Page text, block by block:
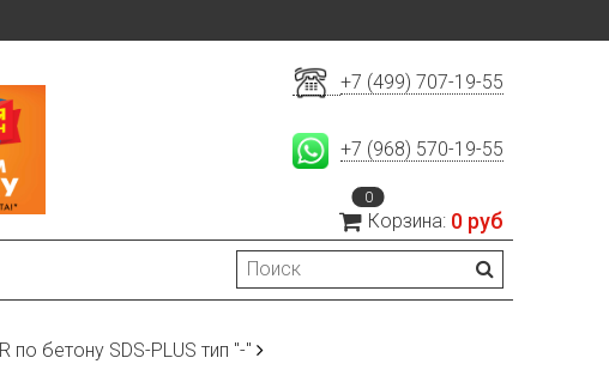
+7 (499) 707-19-55
+7 (968) 570-19-55
0
Корзина: 0 руб
по бетону SDS-PLUS тип "-"